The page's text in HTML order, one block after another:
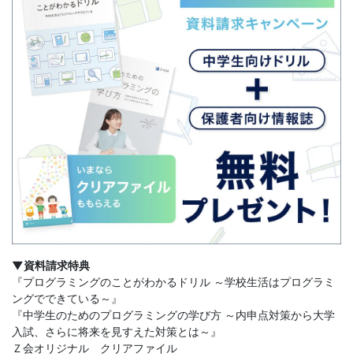
す。
▼資料請求特典
『プログラミングのことがわかるドリル ～学校生活はプログラミ
ングでできている～』
『中学生のためのプログラミングの学び方 ～内申点対策から大学
入試、さらに将来を見すえた対策とは～』
Ｚ会オリジナル クリアファイル